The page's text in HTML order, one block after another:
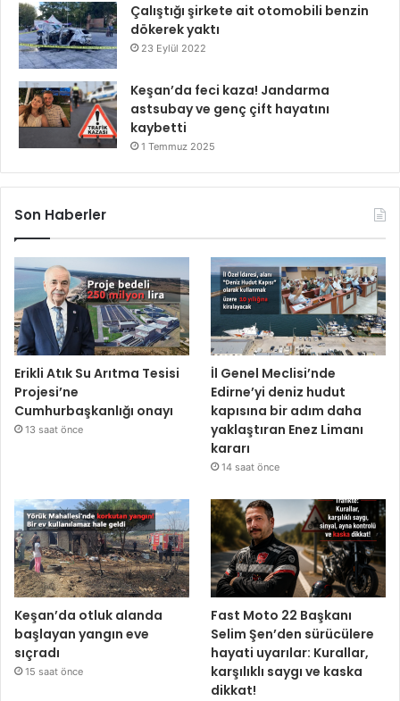
Çalıştığı şirkete ait otomobili benzin
dökerek yaktı
23 Eylül 2022
Keşan’da feci kaza! Jandarma
astsubay ve genç çift hayatını
kaybetti
1 Temmuz 2025
Son Haberler
Erikli Atık Su Arıtma Tesisi
Projesi’ne
Cumhurbaşkanlığı onayı
13 saat önce
İl Genel Meclisi’nde
Edirne’yi deniz hudut
kapısına bir adım daha
yaklaştıran Enez Limanı
kararı
14 saat önce
Keşan’da otluk alanda
başlayan yangın eve
sıçradı
15 saat önce
Fast Moto 22 Başkanı
Selim Şen’den sürücülere
hayati uyarılar: Kurallar,
karşılıklı saygı ve kaska
dikkat!